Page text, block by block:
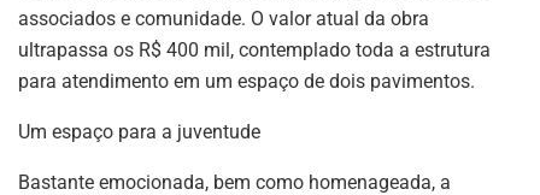
associados e comunidade. O valor atual da obra
ultrapassa os R$ 400 mil, contemplado toda a estrutura
para atendimento em um espaço de dois pavimentos.
Um espaço para a juventude
Bastante emocionada, bem como homenageada, a